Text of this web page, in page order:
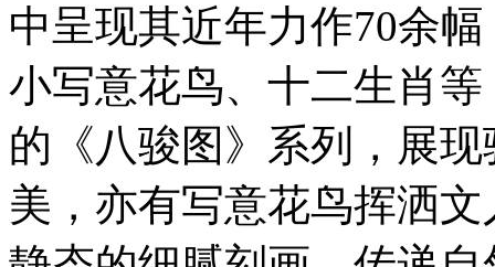
中呈现其近年力作70余
小写意花鸟、十二生肖
的《八骏图》系列，展
美，亦有写意花鸟挥洒